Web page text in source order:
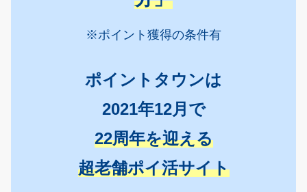
※ポイント獲得の条件有
ポイントタウンは
2021年12月で
22周年を迎える
超老舗ポイ活サイト